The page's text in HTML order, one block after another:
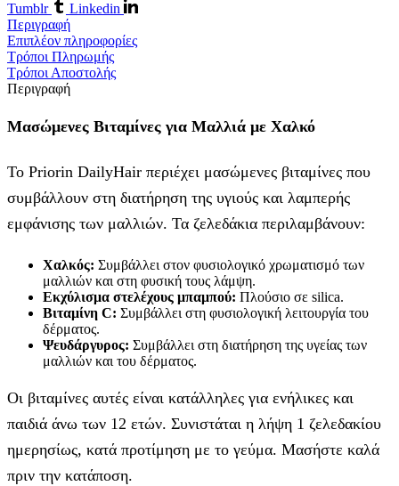
Tumblr
Linkedin
Περιγραφή
Επιπλέον πληροφορίες
Τρόποι Πληρωμής
Τρόποι Αποστολής
Περιγραφή
Μασώμενες Βιταμίνες για Μαλλιά με Χαλκό
Το Priorin DailyHair περιέχει μασώμενες βιταμίνες που
συμβάλλουν στη διατήρηση της υγιούς και λαμπερής
εμφάνισης των μαλλιών. Τα ζελεδάκια περιλαμβάνουν:
Χαλκός: Συμβάλλει στον φυσιολογικό χρωματισμό των
μαλλιών και στη φυσική τους λάμψη.
Εκχύλισμα στελέχους μπαμπού: Πλούσιο σε silica.
Βιταμίνη C: Συμβάλλει στη φυσιολογική λειτουργία του
δέρματος.
Ψευδάργυρος: Συμβάλλει στη διατήρηση της υγείας των
μαλλιών και του δέρματος.
Οι βιταμίνες αυτές είναι κατάλληλες για ενήλικες και
παιδιά άνω των 12 ετών. Συνιστάται η λήψη 1 ζελεδακίου
ημερησίως, κατά προτίμηση με το γεύμα. Μασήστε καλά
πριν την κατάποση.